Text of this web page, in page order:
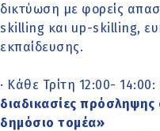
δικτύωση με φορείς
skilling και up-skilling,
εκπαίδευσης.
· Κάθε Τρίτη 12:00- 14:00:
διαδικασίες
δημόσιο τομέα»